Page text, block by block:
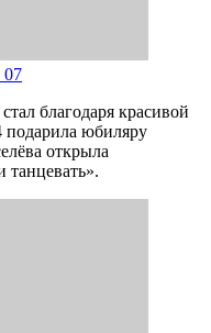
благодаря красивой
подарила юбиляру
открыла